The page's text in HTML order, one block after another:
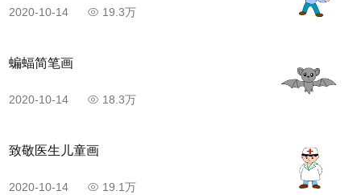
2020-10-14 19.3万
蝙蝠简笔画
2020-10-14 18.3万
致敬医生儿童画
2020-10-14 19.1万